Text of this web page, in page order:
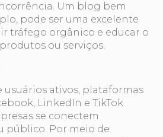
Um blog bem
pode ser uma excelente
tráfego orgânico e educar o
ou serviços.
usuários ativos, plataformas
LinkedIn e TikTok
se conectem
público. Por meio de